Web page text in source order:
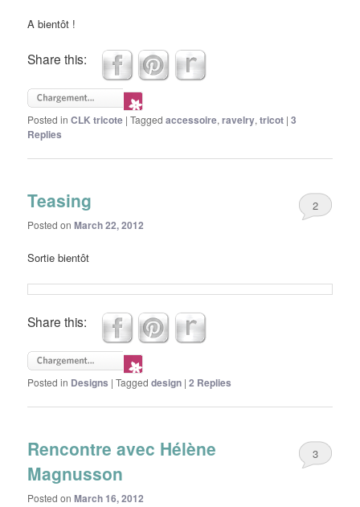
A bientôt !
Share this:
Posted in CLK tricote |Tagged accessoire,ravelry,tricot |3
Replies
Teasing
Posted onMarch 22, 2012
2
Sortie bientôt
Share this:
Posted in Designs |Tagged design |2 Replies
Rencontre avec Hélène
Magnusson
Posted onMarch 16, 2012
3